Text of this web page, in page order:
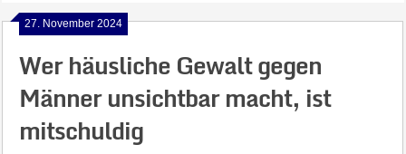
27. November 2024
Wer häusliche Gewalt gegen
Männer unsichtbar macht, ist
mitschuldig